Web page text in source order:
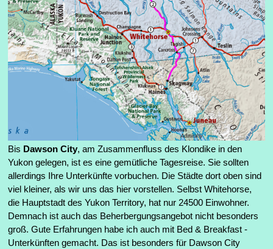
Bis Dawson City, am Zusammenfluss des Klondike in den
Yukon gelegen, ist es eine gemütliche Tagesreise. Sie sollten
allerdings Ihre Unterkünfte vorbuchen. Die Städte dort oben sind
viel kleiner, als wir uns das hier vorstellen. Selbst Whitehorse,
die Hauptstadt des Yukon Territory, hat nur 24500 Einwohner.
Demnach ist auch das Beherbergungsangebot nicht besonders
groß. Gute Erfahrungen habe ich auch mit Bed & Breakfast -
Unterkünften gemacht. Das ist besonders für Dawson City